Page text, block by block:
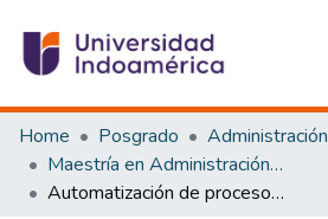
Communities & Collections
All of DSpace
Statistics
Home Posgrado
Administración
Maestría en Administración de Empresas con Mención en Innovación y Dirección Estratégica
Automatización de procesos para minimizar los riesgos en la seguridad a personas en la UNPRO